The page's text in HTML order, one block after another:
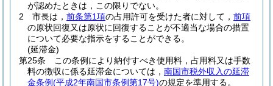
が認めたときは，この限りでない。
2
市長は， 前条第1項の占用許可を受けた者に対して， 前項
の原状回復又は原状に回復することが不適当な場合の措置
について必要な指示をすることができる。
(延滞金)
第25条
この条例により納付すべき使用料，占用料又は手数
料の徴収に係る延滞金については， 南国市税外収入の延滞
金条例(平成2年南国市条例第17号)の規定を準用する。